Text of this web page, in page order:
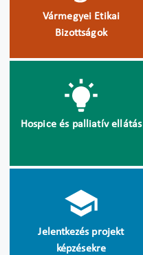
Vármegyei Etikai
Bizottságok
Hospice és palliatív ellátás
Jelentkezés projekt
képzésekre